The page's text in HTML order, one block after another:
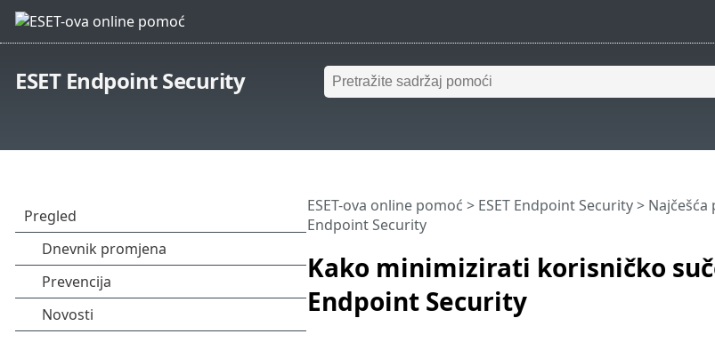
ESET Endpoint Security
Kako minimizirati korisničko
Endpoint Security
ESET-ova online pomoć > ESET Endpoint Security> Najčešća
Endpoint Security